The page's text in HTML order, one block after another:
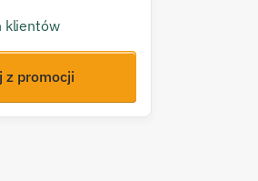
klientów
z promocji